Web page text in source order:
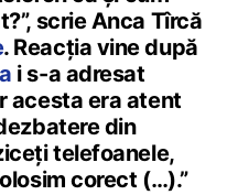
scrie Anca Tîrcă
. Reacția vine după
i s-a adresat
acesta era atent
din
telefoanele,
corect (…).”